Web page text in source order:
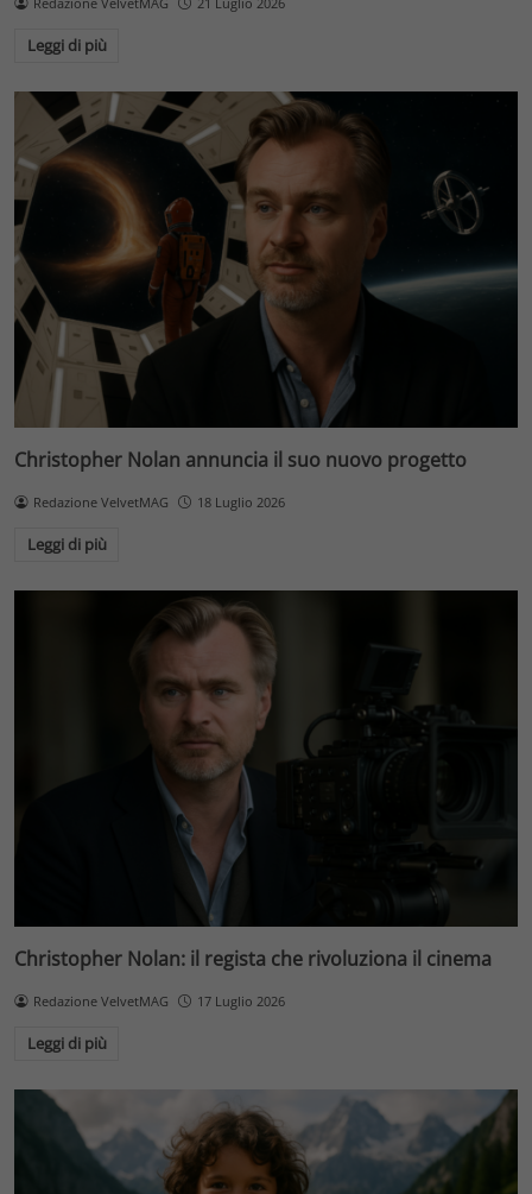
Leggi di più
Christopher Nolan annuncia il suo nuovo progetto
Redazione VelvetMAG 18 Luglio 2026
Leggi di più
Christopher Nolan: il regista che rivoluziona il cinema
Redazione VelvetMAG 17 Luglio 2026
Leggi di più